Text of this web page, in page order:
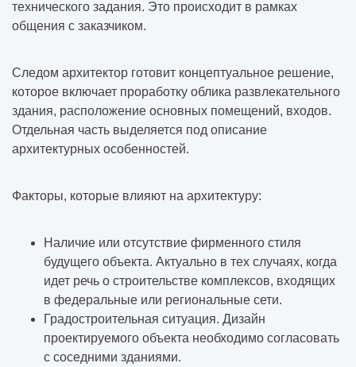
технического задания. Это происходит в рамках
общения с заказчиком.
Следом архитектор готовит концептуальное решение,
которое включает проработку облика развлекательного
здания, расположение основных помещений, входов.
Отдельная часть выделяется под описание
архитектурных особенностей.
Факторы, которые влияют на архитектуру:
Наличие или отсутствие фирменного стиля
будущего объекта. Актуально в тех случаях, когда
идет речь о строительстве комплексов, входящих
в федеральные или региональные сети.
Градостроительная ситуация. Дизайн
проектируемого объекта необходимо согласовать
с соседними зданиями.